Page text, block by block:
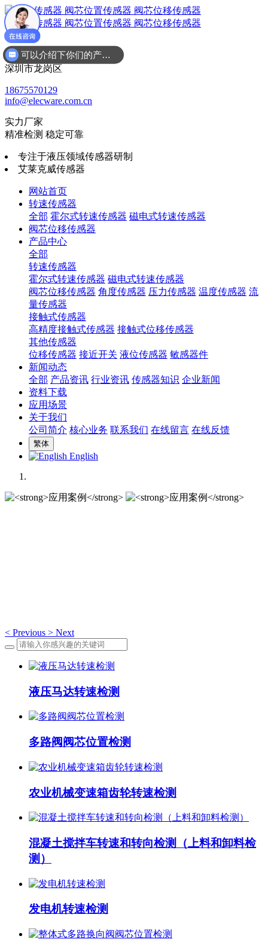
广东省
深圳市龙岗区
18675570129
info@elecware.com.cn
实力厂家
精准检测 稳定可靠
专注于液压领域传感器研制
艾莱克威传感器
网站首页
转速传感器
全部 霍尔式转速传感器 磁电式转速传感器
阀芯位移传感器
产品中心
全部
转速传感器
霍尔式转速传感器 磁电式转速传感器
阀芯位移传感器 角度传感器 压力传感器 温度传感器 流
量传感器
接触式传感器
高精度接触式传感器 接触式位移传感器
其他传感器
位移传感器 接近开关 液位传感器 敏感器件
新闻动态
全部 产品资讯 行业资讯 传感器知识 企业新闻
资料下载
应用场景
关于我们
公司简介 核心业务 联系我们 在线留言 在线反馈
繁体
English
< Previous > Next
液压马达转速检测
多路阀阀芯位置检测
农业机械变速箱齿轮转速检测
混凝土搅拌车转速和转向检测（上料和卸料检
测）
发电机转速检测
可以介绍下你们的产品么